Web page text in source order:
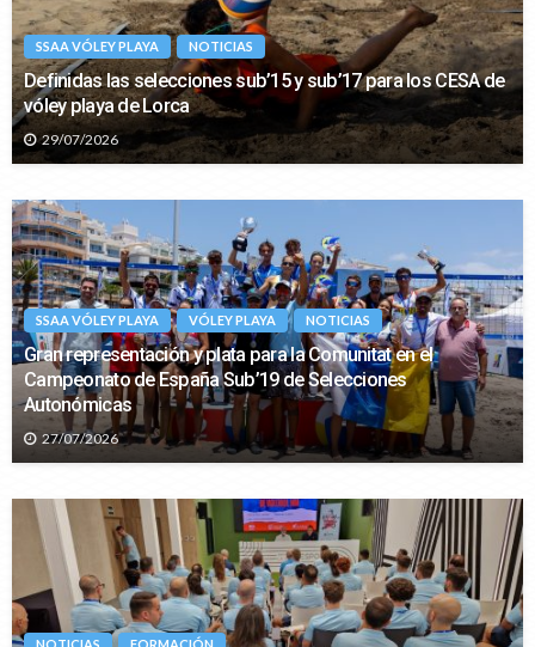
SSAA VÓLEY PLAYA NOTICIAS
Definidas las selecciones sub’15 y sub’17 para los CESA de
vóley playa de Lorca
29/07/2026
SSAA VÓLEY PLAYA VÓLEY PLAYA NOTICIAS
Gran representación y plata para la Comunitat en el
Campeonato de España Sub’19 de Selecciones
Autonómicas
27/07/2026